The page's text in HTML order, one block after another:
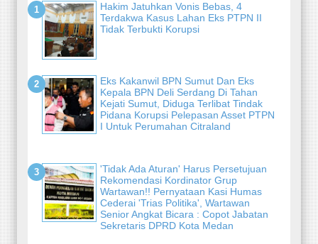
Hakim Jatuhkan Vonis Bebas, 4
Terdakwa Kasus Lahan Eks PTPN II
Tidak Terbukti Korupsi
Eks Kakanwil BPN Sumut Dan Eks
Kepala BPN Deli Serdang Di Tahan
Kejati Sumut, Diduga Terlibat Tindak
Pidana Korupsi Pelepasan Asset PTPN
I Untuk Perumahan Citraland
'Tidak Ada Aturan' Harus Persetujuan
Rekomendasi Kordinator Grup
Wartawan!! Pernyataan Kasi Humas
Cederai 'Trias Politika', Wartawan
Senior Angkat Bicara : Copot Jabatan
Sekretaris DPRD Kota Medan